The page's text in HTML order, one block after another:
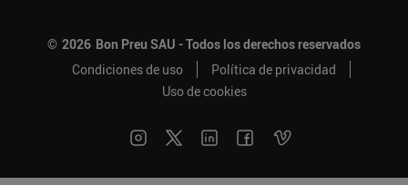
© 2026 Bon Preu SAU - Todos los derechos reservados
Condiciones de uso
Política de privacidad
Uso de cookies